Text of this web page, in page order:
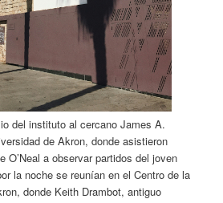
del instituto al cercano James A.
de Akron, donde asistieron
O’Neal a observar partidos del joven
la noche se reunían en el Centro de la
donde Keith Drambot, antiguo